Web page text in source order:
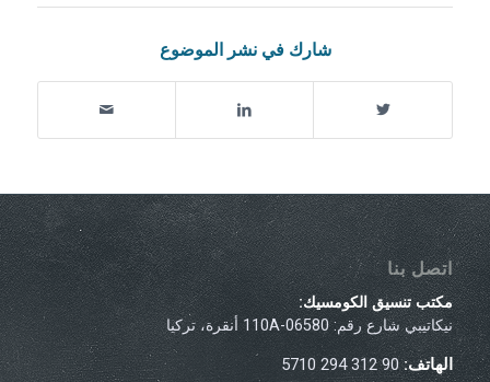
شارك في نشر الموضوع
اتصل بنا
مكتب تنسيق الكومسيك:
نيكاتيبي شارع رقم: 110A-06580 أنقرة، تركيا
الهاتف:90 312 294 5710